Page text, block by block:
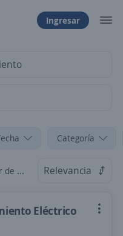
Ingresar
Categoría
Relevancia
Eléctrico